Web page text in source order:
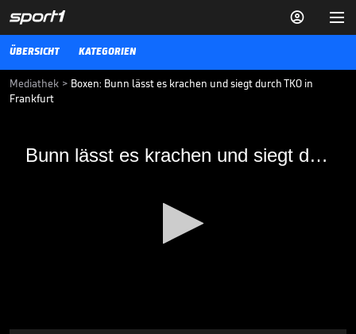


ÜBERSICHT KATEGORIEN
Mediathek > Boxen: Bunn lässt es krachen und siegt durch TKO in
Frankfurt
Bunn lässt es krachen und siegt durch TKO
Bunn lässt es krachen und siegt durch TKO